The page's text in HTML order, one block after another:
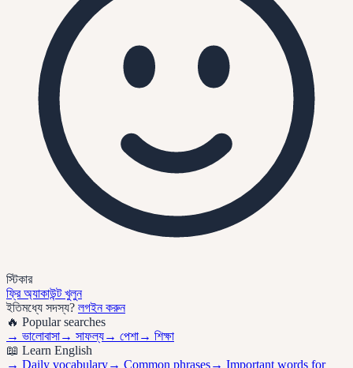
স্টিকার
ফ্রি অ্যাকাউন্ট খুলুন
ইতিমধ্যে সদস্য? লগইন করুন
🔥 Popular searches
→ ভালোবাসা→ সাফল্য→ পেশা→ শিক্ষা
📖 Learn English
→ Daily vocabulary→ Common phrases→ Important words for